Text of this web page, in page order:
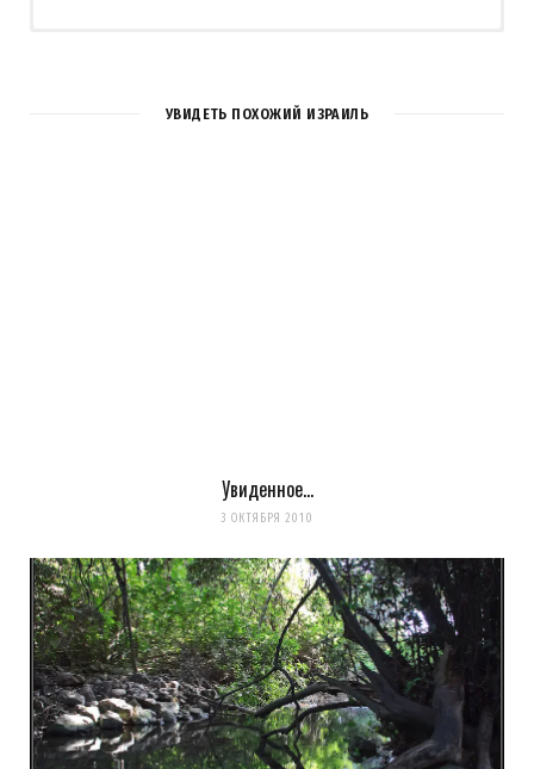
1COMMENT
УВИДЕТЬ ПОХОЖИЙ ИЗРАИЛЬ
Увиденное…
3 ОКТЯБРЯ 2010